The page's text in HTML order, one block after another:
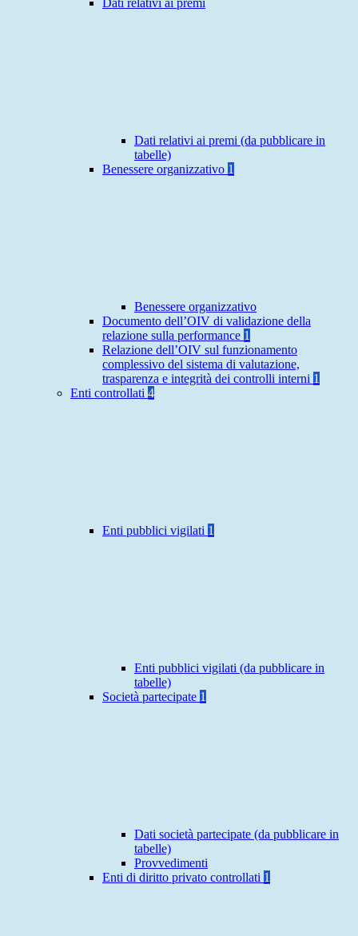
Dati relativi ai premi
Dati relativi ai premi (da pubblicare in
tabelle)
Benessere organizzativo 1
Benessere organizzativo
Documento dell’OIV di validazione della
relazione sulla performance 1
Relazione dell’OIV sul funzionamento
complessivo del sistema di valutazione,
trasparenza e integrità dei controlli interni 1
Enti controllati 4
Enti pubblici vigilati 1
Enti pubblici vigilati (da pubblicare in
tabelle)
Società partecipate 1
Dati società partecipate (da pubblicare in
tabelle)
Provvedimenti
Enti di diritto privato controllati 1